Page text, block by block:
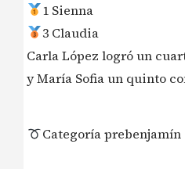
1 Sienna
3 Claudia
Carla López logró un
y María Sofia un quinto
Categoría prebenjamín